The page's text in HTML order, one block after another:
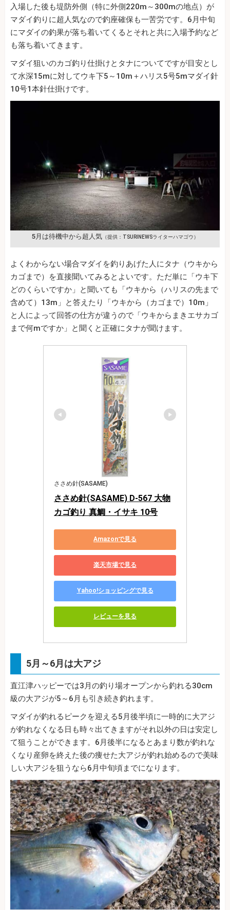
入場した後も堤防外側（特に外側220m～300mの地点）が
マダイ釣りに超人気なので釣座確保も一苦労です。6月中旬
にマダイの釣果が落ち着いてくるとそれと共に入場予約など
も落ち着いてきます。
マダイ狙いのカゴ釣り仕掛けとタナについてですが目安とし
て水深15mに対してウキ下5～10m＋ハリス5号5mマダイ針
10号1本針仕掛けです。
5月は待機中から超人気（提供：TSURINEWSライターハマゴウ）
よくわからない場合マダイを釣りあげた人にタナ（ウキから
カゴまで）を直接聞いてみるとよいです。ただ単に「ウキ下
どのくらいですか」と聞いても「ウキから（ハリスの先まで
含めて）13m」と答えたり「ウキから（カゴまで）10m」
と人によって回答の仕方が違うので「ウキからまきエサカゴ
まで何mですか」と聞くと正確にタナが聞けます。
ささめ針(SASAME)
ささめ針(SASAME) D-567 大物
カゴ釣り 真鯛・イサキ 10号
Amazonで見る
楽天市場で見る
Yahoo!ショッピングで見る
レビューを見る
5月～6月は大アジ
直江津ハッピーでは3月の釣り場オープンから釣れる30cm
級の大アジが5～6月も引き続き釣れます。
マダイが釣れるピークを迎える5月後半頃に一時的に大アジ
が釣れなくなる日も時々出てきますがそれ以外の日は安定し
て狙うことができます。6月後半になるとあまり数が釣れな
くなり産卵を終えた後の痩せた大アジが釣れ始めるので美味
しい大アジを狙うなら6月中旬頃までになります。